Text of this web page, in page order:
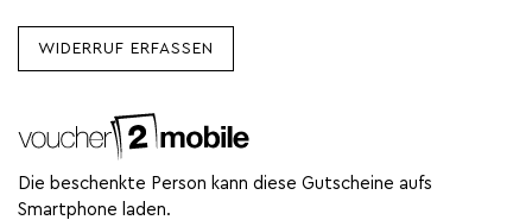
WIDERRUF ERFASSEN
Die beschenkte Person kann diese Gutscheine aufs
Smartphone laden.